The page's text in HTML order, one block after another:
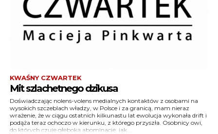
KWAŚNY CZWARTEK
Mit szlachetnego dzikusa
Doświadczając nolens-volens medialnych kontaktów z osobami na
wysokich szczeblach władzy, w Polsce i za granicą, mam nieraz
wrażenie, że w ciągu ostatnich kilkunastu lat ewolucja wykonała drift i
podąża teraz ochoczo w kierunku, z którego przyszła. Osobnicy owi,
do których czuję głęboką abominację, jak...